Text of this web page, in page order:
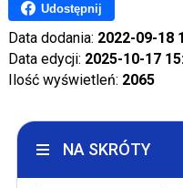
Udostępnij
Data dodania: 2022-09-18
Data edycji: 2025-10-17
Ilość wyświetleń: 2065
NA SKRÓTY